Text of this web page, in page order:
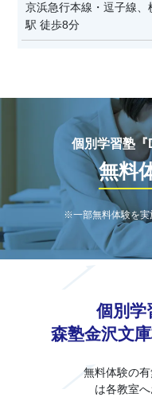
京浜急行本線・逗子線
駅 徒歩8分
個別学習塾『
無料
※一部無料体験を実
個別学
森塾金沢文
無料体験の
は各教室へ